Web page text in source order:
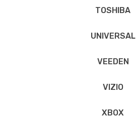
TOSHIBA
UNIVERSAL
VEEDEN
VIZIO
XBOX